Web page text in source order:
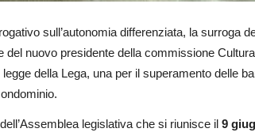
sull’autonomia differenziata, la surroga
del nuovo presidente della commissione
della Lega, una per il superamento delle
legislativa che si riunisce il 9